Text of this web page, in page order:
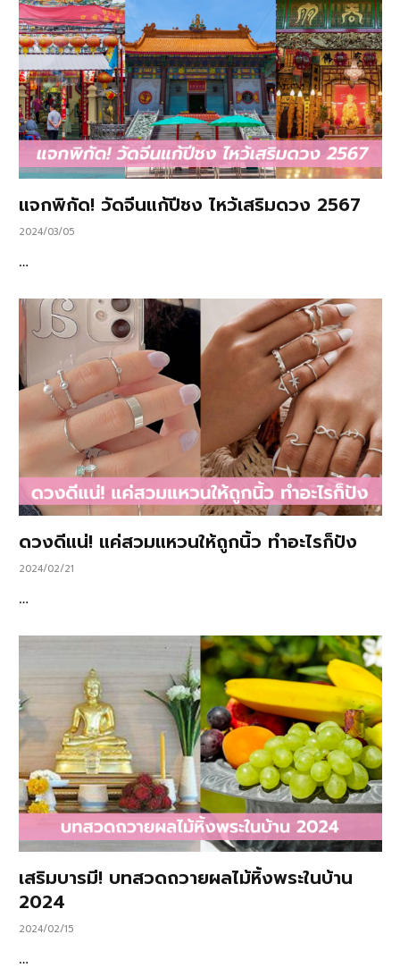
แจกพิกัด! วัดจีนแก้ปีชง ไหว้เสริมดวง 2567
2024/03/05
…
ดวงดีแน่! แค่สวมแหวนให้ถูกนิ้ว ทำอะไรก็ปัง
2024/02/21
…
เสริมบารมี! บทสวดถวายผลไม้หิ้งพระในบ้าน
2024
2024/02/15
…